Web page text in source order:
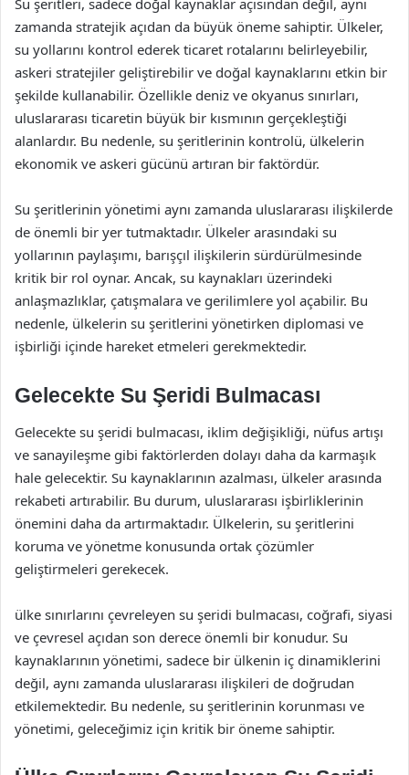
Su şeritleri, sadece doğal kaynaklar açısından değil, aynı
zamanda stratejik açıdan da büyük öneme sahiptir. Ülkeler,
su yollarını kontrol ederek ticaret rotalarını belirleyebilir,
askeri stratejiler geliştirebilir ve doğal kaynaklarını etkin bir
şekilde kullanabilir. Özellikle deniz ve okyanus sınırları,
uluslararası ticaretin büyük bir kısmının gerçekleştiği
alanlardır. Bu nedenle, su şeritlerinin kontrolü, ülkelerin
ekonomik ve askeri gücünü artıran bir faktördür.
Su şeritlerinin yönetimi aynı zamanda uluslararası ilişkilerde
de önemli bir yer tutmaktadır. Ülkeler arasındaki su
yollarının paylaşımı, barışçıl ilişkilerin sürdürülmesinde
kritik bir rol oynar. Ancak, su kaynakları üzerindeki
anlaşmazlıklar, çatışmalara ve gerilimlere yol açabilir. Bu
nedenle, ülkelerin su şeritlerini yönetirken diplomasi ve
işbirliği içinde hareket etmeleri gerekmektedir.
Gelecekte Su Şeridi Bulmacası
Gelecekte su şeridi bulmacası, iklim değişikliği, nüfus artışı
ve sanayileşme gibi faktörlerden dolayı daha da karmaşık
hale gelecektir. Su kaynaklarının azalması, ülkeler arasında
rekabeti artırabilir. Bu durum, uluslararası işbirliklerinin
önemini daha da artırmaktadır. Ülkelerin, su şeritlerini
koruma ve yönetme konusunda ortak çözümler
geliştirmeleri gerekecek.
ülke sınırlarını çevreleyen su şeridi bulmacası, coğrafi, siyasi
ve çevresel açıdan son derece önemli bir konudur. Su
kaynaklarının yönetimi, sadece bir ülkenin iç dinamiklerini
değil, aynı zamanda uluslararası ilişkileri de doğrudan
etkilemektedir. Bu nedenle, su şeritlerinin korunması ve
yönetimi, geleceğimiz için kritik bir öneme sahiptir.